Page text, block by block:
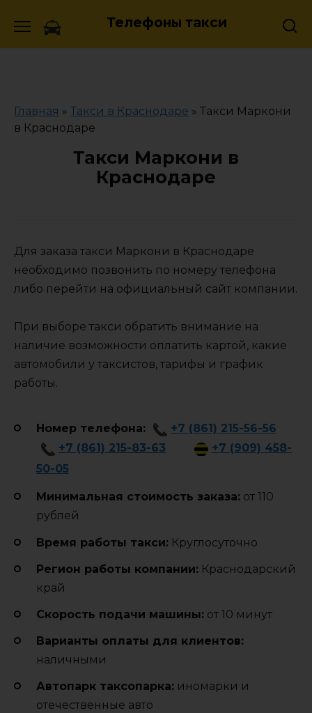
Телефоны такси
Главная » Такси в Краснодаре » Такси Маркони
в Краснодаре
Такси Маркони в
Краснодаре
Для заказа такси Маркони в Краснодаре
необходимо позвонить по номеру телефона
либо перейти на официальный сайт компании.
При выборе такси обратить внимание на
наличие возможности оплатить картой, какие
автомобили у таксистов, тарифы и график
работы.
Номер телефона:
+7 (861) 215-56-56
+7 (861) 215-83-63
+7 (909) 458-
50-05
Минимальная стоимость заказа: от 110
рублей
Время работы такси: Круглосуточно
Регион работы компании: Краснодарский
край
Cкорость подачи машины: от 10 минут
Варианты оплаты для клиентов:
наличными
Автопарк таксопарка: иномарки и
отечественные авто